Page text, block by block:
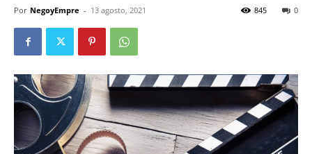
Por NegoyEmpre - 13 agosto, 2021 0
845